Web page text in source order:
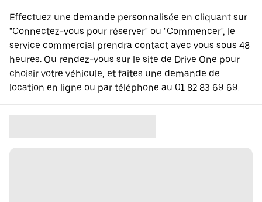
Effectuez une demande personnalisée en cliquant sur
"Connectez-vous pour réserver" ou "Commencer", le
service commercial prendra contact avec vous sous 48
heures. Ou rendez-vous sur le site de Drive One pour
choisir votre véhicule, et faites une demande de
location en ligne ou par téléphone au 01 82 83 69 69.